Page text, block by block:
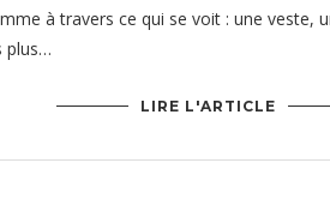
à travers ce qui se voit : une veste,
plus…
LIRE L'ARTICLE